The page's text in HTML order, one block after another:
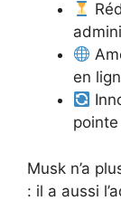
en
pointe
Musk n’a
: il a aussi